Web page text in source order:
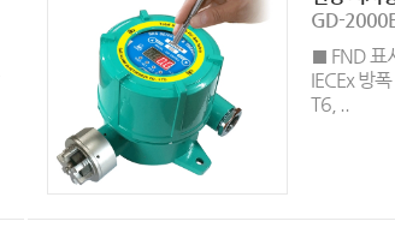
GD-
■ FND 표
IECEx 방
T6, ..